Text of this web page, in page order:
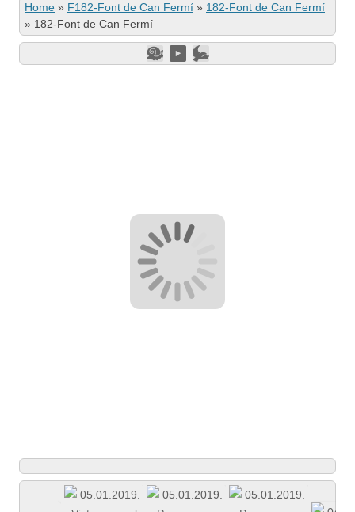
Home » F182-Font de Can Fermí » 182-Font de Can Fermí
» 182-Font de Can Fermí